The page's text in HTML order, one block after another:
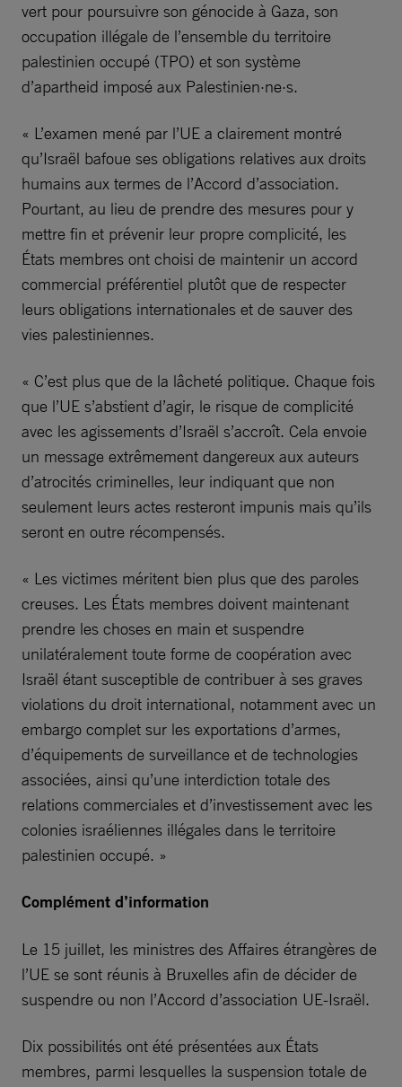
vert pour poursuivre son génocide à Gaza, son
occupation illégale de l’ensemble du territoire
palestinien occupé (TPO) et son système
d’apartheid imposé aux Palestinien·ne·s.
« L’examen mené par l’UE a clairement montré
qu’Israël bafoue ses obligations relatives aux droits
humains aux termes de l’Accord d’association.
Pourtant, au lieu de prendre des mesures pour y
mettre fin et prévenir leur propre complicité, les
États membres ont choisi de maintenir un accord
commercial préférentiel plutôt que de respecter
leurs obligations internationales et de sauver des
vies palestiniennes.
« C’est plus que de la lâcheté politique. Chaque fois
que l’UE s’abstient d’agir, le risque de complicité
avec les agissements d’Israël s’accroît. Cela envoie
un message extrêmement dangereux aux auteurs
d’atrocités criminelles, leur indiquant que non
seulement leurs actes resteront impunis mais qu’ils
seront en outre récompensés.
« Les victimes méritent bien plus que des paroles
creuses. Les États membres doivent maintenant
prendre les choses en main et suspendre
unilatéralement toute forme de coopération avec
Israël étant susceptible de contribuer à ses graves
violations du droit international, notamment avec un
embargo complet sur les exportations d’armes,
d’équipements de surveillance et de technologies
associées, ainsi qu’une interdiction totale des
relations commerciales et d’investissement avec les
colonies israéliennes illégales dans le territoire
palestinien occupé. »
Complément d’information
Le 15 juillet, les ministres des Affaires étrangères de
l’UE se sont réunis à Bruxelles afin de décider de
suspendre ou non l’Accord d’association UE-Israël.
Dix possibilités ont été présentées aux États
membres, parmi lesquelles la suspension totale de